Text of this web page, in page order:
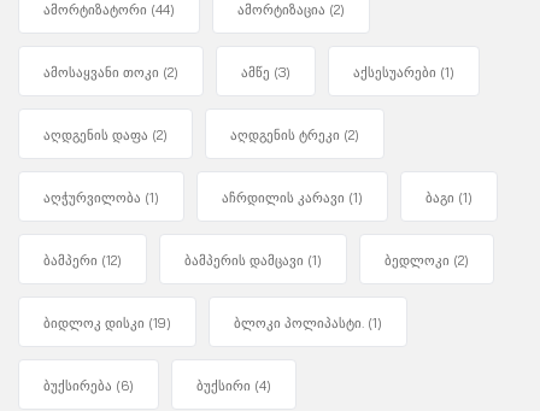
ამორტიზატორი (44) ამორტიზაცია (2)
ამოსაყვანი თოკი (2) ამწე (3) აქსესუარები (1)
აღდგენის დაფა (2) აღდგენის ტრეკი (2)
აღჭურვილობა (1) აჩრდილის კარავი (1) ბაგი (1)
ბამპერი (12) ბამპერის დამცავი (1) ბედლოკი (2)
ბიდლოკ დისკი (19) ბლოკი პოლიპასტი. (1)
ბუქსირება (6) ბუქსირი (4)